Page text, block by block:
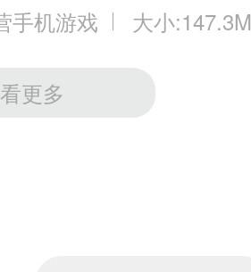
手机游戏 大小:147.3M
更多